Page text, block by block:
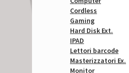
Cordless
Gaming
Hard Disk Ext.
IPAD
Lettori barcode
Masterizzatori Ex.
Monitor